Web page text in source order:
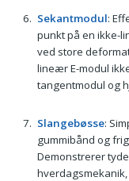
Sekantmodul:
punkt på en ikke-
ved store
lineær E-modul
tangentmodul og
Slangebøsse:
gummibånd og
Demonstrerer